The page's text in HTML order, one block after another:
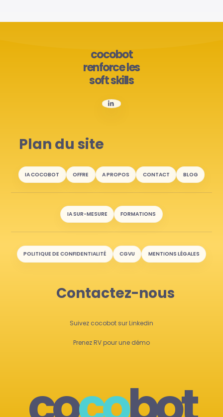
cocobot
renforce les
soft skills
Plan du site
IA COCOBOT OFFRE A PROPOS CONTACT BLOG
IA SUR-MESURE FORMATIONS
POLITIQUE DE CONFIDENTIALITÉ CGVU MENTIONS LÉGALES
Contactez-nous
Suivez cocobot sur Linkedin
Prenez RV pour une démo